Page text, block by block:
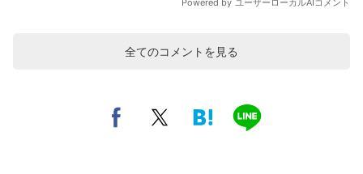
全てのコメントを見る